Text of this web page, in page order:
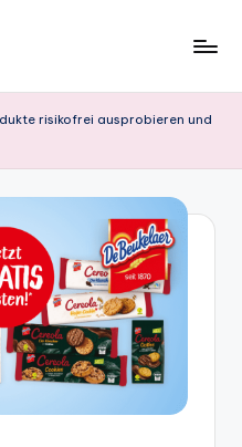
risikofrei ausprobieren und